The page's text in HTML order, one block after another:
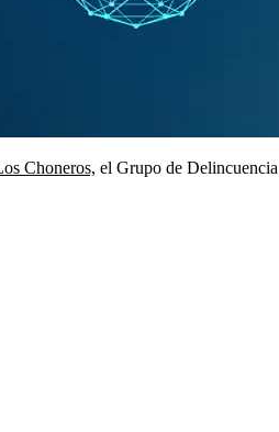
Choneros, el Grupo de